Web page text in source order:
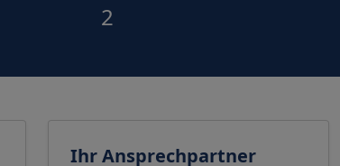
2
Ihr Ansprechpartner